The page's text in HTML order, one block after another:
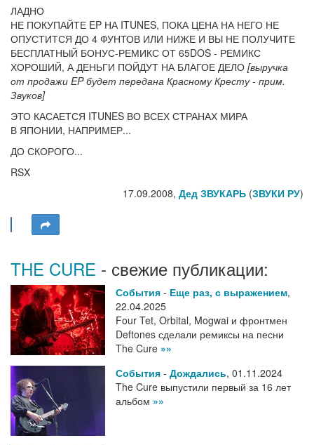
ЛАДНО
НЕ ПОКУПАЙТЕ EP НА ITUNES, ПОКА ЦЕНА НА НЕГО НЕ
ОПУСТИТСЯ ДО 4 ФУНТОВ ИЛИ НИЖЕ И ВЫ НЕ ПОЛУЧИТЕ
БЕСПЛАТНЫЙ БОНУС-РЕМИКС ОТ 65DOS - РЕМИКС
ХОРОШИЙ, А ДЕНЬГИ ПОЙДУТ НА БЛАГОЕ ДЕЛО [выручка
от продажи EP будет передана Красному Кресту - прим.
Звуков]
ЭТО КАСАЕТСЯ ITUNES ВО ВСЕХ СТРАНАХ МИРА
В ЯПОНИИ, НАПРИМЕР...
ДО СКОРОГО...
RSX
17.09.2008, Дед ЗВУКАРЬ (ЗВУКИ РУ)
THE CURE - свежие публикации:
События - Еще раз, с выражением,
22.04.2025
Four Tet, Orbital, Mogwai и фронтмен
Deftones сделали ремиксы на песни
The Cure »»
События - Дождались, 01.11.2024
The Cure выпустили первый за 16 лет
альбом »»